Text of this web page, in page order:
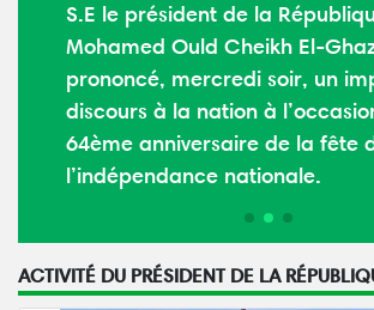
S.E le président de la
Mohamed Ould Cheikh El-
prononcé, mercredi soir, un
discours à la nation à
64ème anniversaire de la fête
l’indépendance nationale.
ACTIVITÉ DU PRÉSIDENT DE LA